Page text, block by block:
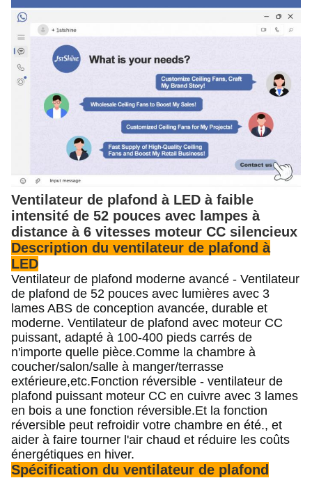
Ventilateur de plafond à LED à faible
intensité de 52 pouces avec lampes à
distance à 6 vitesses moteur CC silencieux
Description du ventilateur de plafond à
LED
Ventilateur de plafond moderne avancé - Ventilateur
de plafond de 52 pouces avec lumières avec 3
lames ABS de conception avancée, durable et
moderne. Ventilateur de plafond avec moteur CC
puissant, adapté à 100-400 pieds carrés de
n'importe quelle pièce.Comme la chambre à
coucher/salon/salle à manger/terrasse
extérieure,etc.Fonction réversible - ventilateur de
plafond puissant moteur CC en cuivre avec 3 lames
en bois a une fonction réversible.Et la fonction
réversible peut refroidir votre chambre en été., et
aider à faire tourner l'air chaud et réduire les coûts
énergétiques en hiver.
Spécification du ventilateur de plafond